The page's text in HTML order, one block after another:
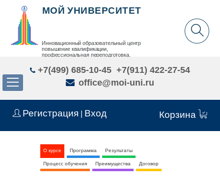
Регистрация Вход Корзина
МОЙ УНИВЕРСИТЕТ
Инновационный образовательный центр
повышение квалификации,
профессиональная переподготовка,
+7(499) 685-10-45 +7(911) 422-27-54
office@moi-uni.ru
О курсе Программа Результаты
Процесс обучения Преимущества Договор